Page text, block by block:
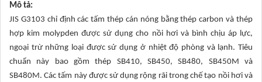
Mô tả:
JIS G3103 chỉ định các tấm thép cán nóng bằng thép carbon và thép
hợp kim molypden được sử dụng cho nồi hơi và bình chịu áp lực,
ngoại trừ những loại được sử dụng ở nhiệt độ phòng và lạnh. Tiêu
chuẩn này bao gồm thép SB410, SB450, SB480, SB450M và
SB480M. Các tấm này được sử dụng rộng rãi trong chế tạo nồi hơi và